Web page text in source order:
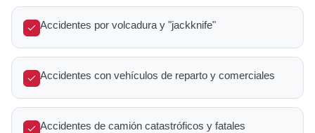
Accidentes por volcadura y "jackknife"
Accidentes con vehículos de reparto y comerciales
Accidentes de camión catastróficos y fatales